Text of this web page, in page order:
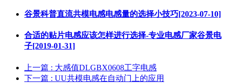
谷景科普直流共模电感电感量的选择小技巧[2023-07-10]
合适的贴片电感应该怎样进行选择-专业电感厂家谷景电
子[2019-01-31]
上一篇 : 大感值DLGBX0608工字电感
下一篇 : UU共模电感在自动门上的应用